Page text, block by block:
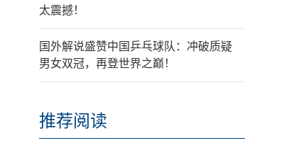
太震撼！
国外解说盛赞中国乒乓球队：冲破质疑
男女双冠，再登世界之巅！
推荐阅读